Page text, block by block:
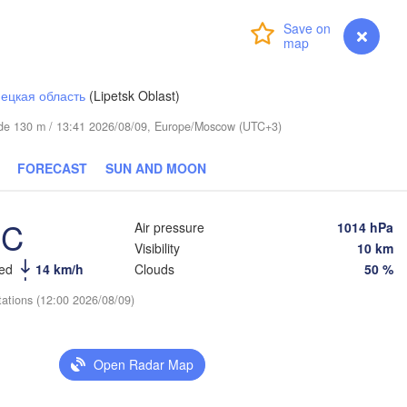
myVentusky Forecast
область (Lipetsk Oblast)
130 m / 13:41 2026/08/09, Europe/Moscow (UTC+3)
FORECAST SUN AND MOON
14 km/h
Air pressure
1014 hPa
Visibility
10 km
Clouds
50 %
(12:00 2026/08/09)
Open Radar Map
Пермь
(Perm)
Ижевск
(Izhevsk)
Нефтекамск